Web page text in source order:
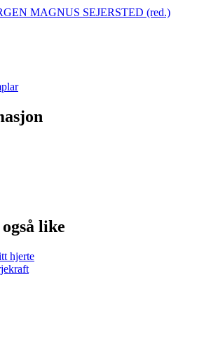
MAGNUS SEJERSTED (red.)
like
hjerte